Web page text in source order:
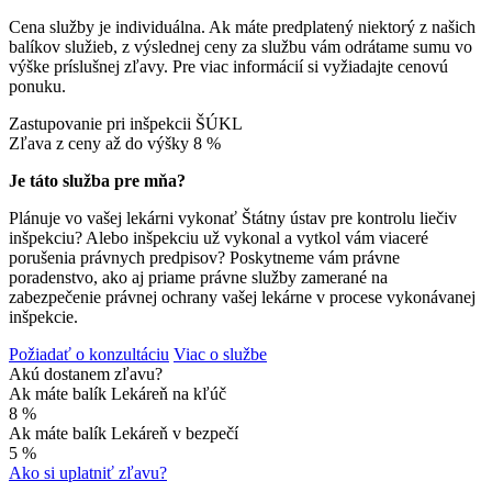
Cena služby je individuálna. Ak máte predplatený niektorý z našich
balíkov služieb, z výslednej ceny za službu vám odrátame sumu vo
výške príslušnej zľavy. Pre viac informácií si vyžiadajte cenovú
ponuku.
Zastupovanie pri inšpekcii ŠÚKL
Zľava z ceny až do výšky 8 %
Je táto služba pre mňa?
Plánuje vo vašej lekárni vykonať Štátny ústav pre kontrolu liečiv
inšpekciu? Alebo inšpekciu už vykonal a vytkol vám viaceré
porušenia právnych predpisov? Poskytneme vám právne
poradenstvo, ako aj priame právne služby zamerané na
zabezpečenie právnej ochrany vašej lekárne v procese vykonávanej
inšpekcie.
Požiadať o konzultáciu Viac o službe
Akú dostanem zľavu?
Ak máte balík Lekáreň na kľúč
8 %
Ak máte balík Lekáreň v bezpečí
5 %
Ako si uplatniť zľavu?